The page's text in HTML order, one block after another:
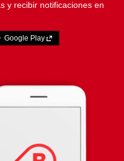
y recibir notificaciones en
Google Play